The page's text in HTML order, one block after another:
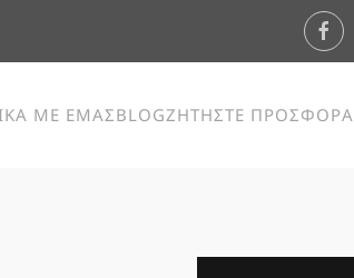
ΜΕ ΕΜΑΣBLOGΖΗΤΗΣΤΕ ΠΡΟΣΦΟΡΑ